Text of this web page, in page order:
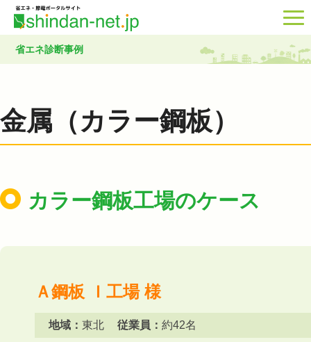
省エネ診断事例
金属（カラー鋼板）
カラー鋼板工場のケース
Ａ鋼板 Ｉ工場 様
地域： 東北 従業員： 約42名